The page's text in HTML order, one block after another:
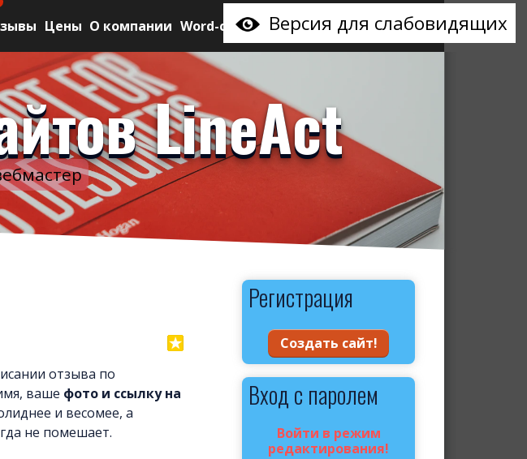
Версия для слабовидящих
Цены О компании Word-сайт
LineAct
отзыва по
ваше фото и ссылку на
и весомее, а
не помешает.
Регистрация
Вход с паролем
Войти в режим
редактирования!